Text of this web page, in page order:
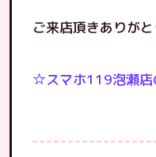
ご来店頂きありが
☆スマホ119泡瀬店